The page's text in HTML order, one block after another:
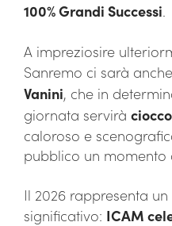
100% Grandi Successi.
A impreziosire
Sanremo ci sarà anche
Vanini, che in
giornata servirà
caloroso e
pubblico un momento
Il 2026 rappresenta
significativo: ICAM